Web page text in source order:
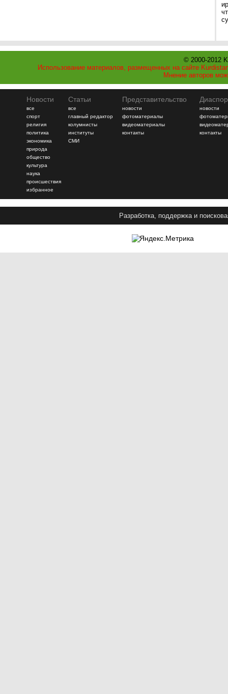
© 2000-2012
Использование материалов, размещенных на сайте
Мнение авторов
Новости
все
спорт
религия
политика
экономика
природа
общество
культура
наука
происшествия
избранное
Статьи
все
главный редактор
колумнисты
институты
СМИ
Представительство
новости
фотоматериалы
видеоматериалы
контакты
новости
контакты
Разработка, поддержка и